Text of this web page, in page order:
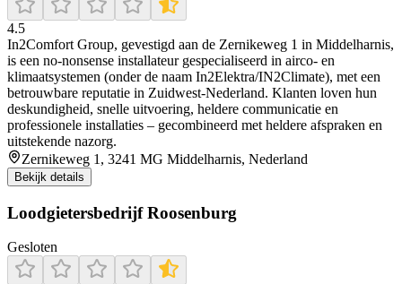
4.5
In2Comfort Group, gevestigd aan de Zernikeweg 1 in Middelharnis,
is een no‑nonsense installateur gespecialiseerd in airco‑ en
klimaatsystemen (onder de naam In2Elektra/IN2Climate), met een
betrouwbare reputatie in Zuidwest‑Nederland. Klanten loven hun
deskundigheid, snelle uitvoering, heldere communicatie en
professionele installaties – gecombineerd met heldere afspraken en
uitstekende nazorg.
Zernikeweg 1, 3241 MG Middelharnis, Nederland
Bekijk details
Loodgietersbedrijf Roosenburg
Gesloten